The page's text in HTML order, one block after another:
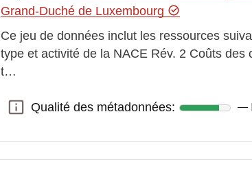
Grand-Duché de Luxembourg
Ce jeu de données inclut les ressources
type et activité de la NACE Rév. 2 Coûts
t…
Qualité des métadonnées:
Qualité des métadonnées: